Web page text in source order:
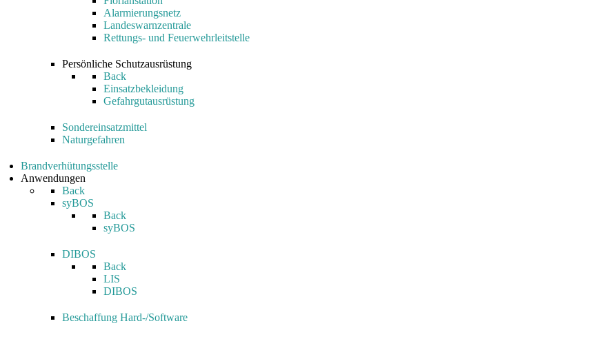
Alarmierungsnetz
Landeswarnzentrale
Rettungs- und Feuerwehrleitstelle
Persönliche Schutzausrüstung
Back
Einsatzbekleidung
Gefahrgutausrüstung
Sondereinsatzmittel
Naturgefahren
Brandverhütungsstelle
Anwendungen
Back
syBOS
Back
syBOS
DIBOS
Back
LIS
DIBOS
Beschaffung Hard-/Software